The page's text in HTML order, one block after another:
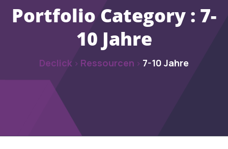
Portfolio Category : 7-
10 Jahre
Declick > Ressourcen > 7-10 Jahre